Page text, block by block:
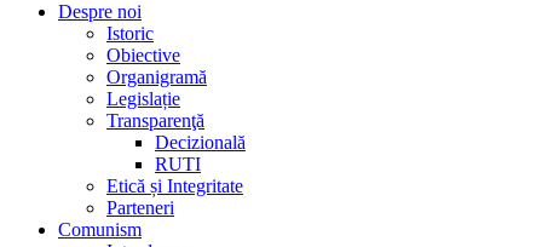
Despre noi
Istoric
Obiective
Organigramă
Legislație
Transparenţă
Decizională
RUTI
Etică și Integritate
Parteneri
Comunism